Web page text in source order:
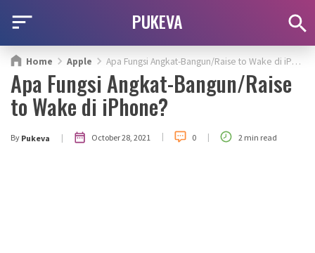
PUKEVA
Home Apple Apa Fungsi Angkat-Bangun/Raise to Wake di iPhone?
Apa Fungsi Angkat-Bangun/Raise
to Wake di iPhone?
By Pukeva | October 28, 2021 | 0 | 2 min read